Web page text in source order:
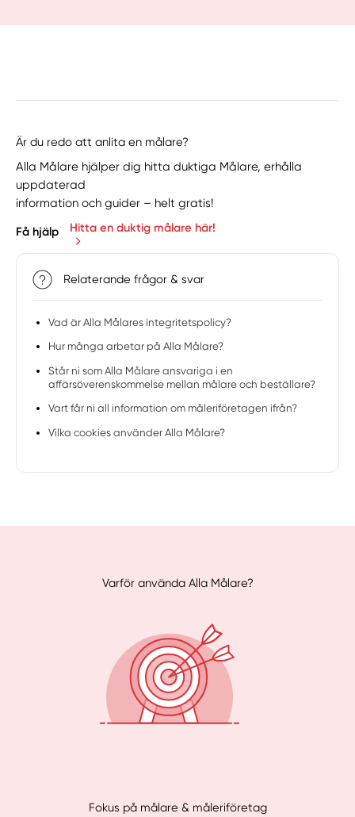
Är du redo att anlita en målare?
Alla Målare hjälper dig hitta duktiga Målare, erhålla
uppdaterad
information och guider – helt gratis!
Få hjälp Hitta en duktig målare här!
Relaterande frågor & svar
Vad är Alla Målares integritetspolicy?
Hur många arbetar på Alla Målare?
Står ni som Alla Målare ansvariga i en
affärsöverenskommelse mellan målare och beställare?
Vart får ni all information om måleriföretagen ifrån?
Vilka cookies använder Alla Målare?
Varför använda Alla Målare?
Fokus på målare & måleriföretag